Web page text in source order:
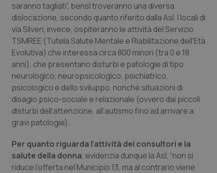
Liguria
Lombardia
Marche
Molise
Piemonte
Provincia Autonoma di Trento
Disturbi dell’umore
Dolore
Donna & Salute
Epatiti
HIV
Ipertensione & Scompenso
saranno tagliati”, bensì troveranno una diversa
dislocazione, secondo quanto riferito dalla Asl. I locali di
via Silveri, invece, ospiteranno le attività del Servizio
TSMREE (Tutela Salute Mentale e Riabilitazione dell'Età
Evolutiva) che interessa circa 800 minori (tra 0 e 18
anni), che presentano disturbi e patologie di tipo
neurologico, neuropsicologico, psichiatrico,
psicologico e dello sviluppo, nonché situazioni di
disagio psico-sociale e relazionale (ovvero dai piccoli
disturbi dell’attenzione, all’autismo fino ad arrivare a
gravi patologie).
Per quanto riguarda l’attività dei consultori e la
salute della donna, evidenzia dunque la Asl, “non si
riduce l’offerta nel Municipio 13, ma al contrario viene